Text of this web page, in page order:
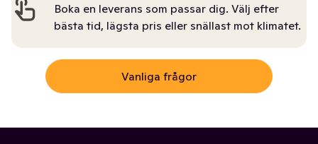
Boka en leverans som passar dig. Välj efter
bästa tid, lägsta pris eller snällast mot klimatet.
Vanliga frågor